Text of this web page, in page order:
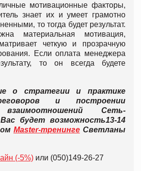
мотивационные факторы,
знает их и умеет грамотно
то тогда будет результат.
материальная мотивация,
четкую и прозрачную
Если оплата менеджера
то он всегда будете
о стратегии и практике
и построении
взаимоотношений Сеть-
будет возможность13-14
Master-тренингеСветланы
(-5%) или (050)149-26-27